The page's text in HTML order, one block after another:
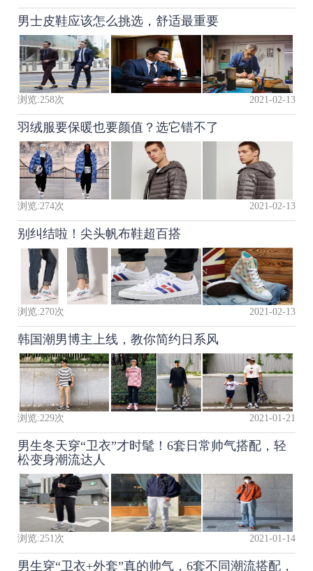
男士皮鞋应该怎么挑选，舒适最重要
浏览:258次 2021-02-13
羽绒服要保暖也要颜值？选它错不了
浏览:274次 2021-02-13
别纠结啦！尖头帆布鞋超百搭
浏览:270次 2021-02-13
韩国潮男博主上线，教你简约日系风
浏览:229次 2021-01-21
男生冬天穿“卫衣”才时髦！6套日常帅气搭配，轻
松变身潮流达人
浏览:251 次 2021-01-14
男生穿“卫衣+外套”真的帅气，6套不同潮流搭配，